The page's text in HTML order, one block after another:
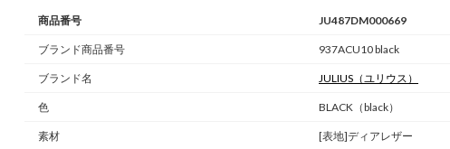
商品番号 JU487DM000669
ブランド商品番号 937ACU10 black
ブランド名 JULIUS （ユリウス）
色 BLACK（black）
素材 [表地]ディアレザー